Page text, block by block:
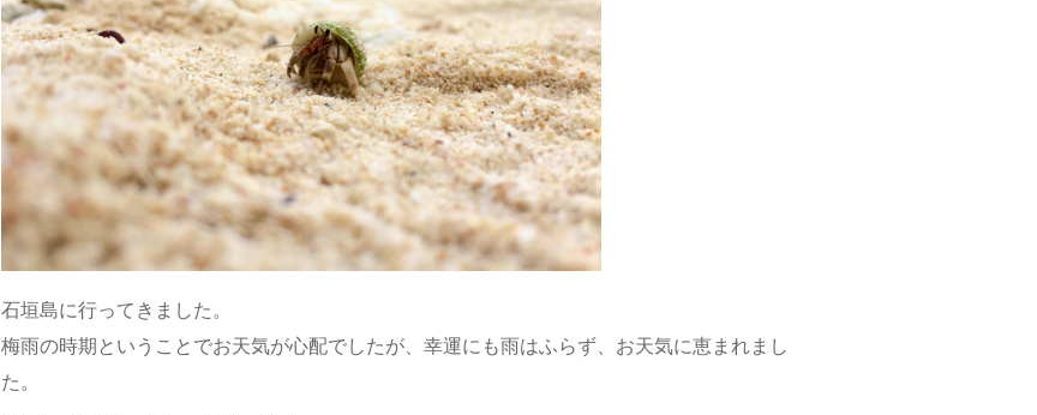
石垣島に行ってきました。
梅雨の時期ということでお天気が心配でしたが、幸運にも雨はふらず、お天気に恵まれまし
た。